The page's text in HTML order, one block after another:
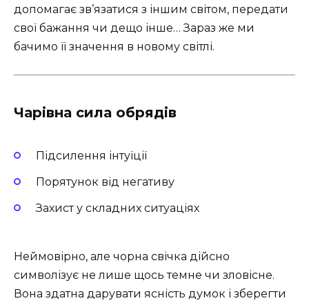
допомагає зв’язатися з іншим світом, передати
свої бажання чи дещо інше… Зараз же ми
бачимо її значення в новому світлі.
Чарівна сила обрядів
Підсилення інтуїції
Порятунок від негативу ️
Захист у складних ситуаціях
Неймовірно, але чорна свічка дійсно
символізує не лише щось темне чи зловісне.
Вона здатна дарувати ясність думок і зберегти